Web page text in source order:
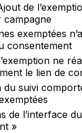
de
campagne
exemptées
consentement
ne
le lien de
du suivi
de l’interface
»